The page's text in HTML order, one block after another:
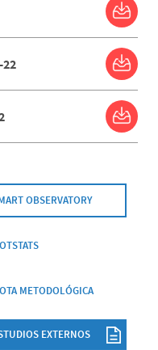
OBSERVATORY
METODOLÓGICA
EXTERNOS